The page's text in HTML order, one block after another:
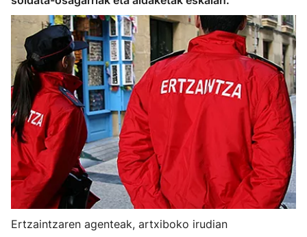
Ertzaintzaren agenteak, artxiboko irudian